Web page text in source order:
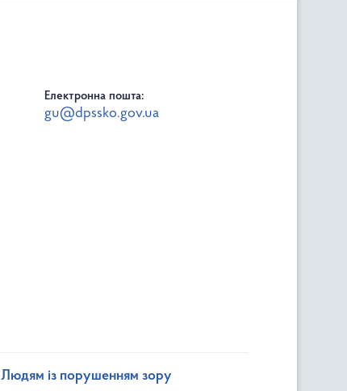
Електронна пошта:
gu@dpssko.gov.ua
Людям із порушенням зору